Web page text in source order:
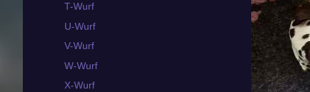
T-Wurf
U-Wurf
V-Wurf
W-Wurf
X-Wurf